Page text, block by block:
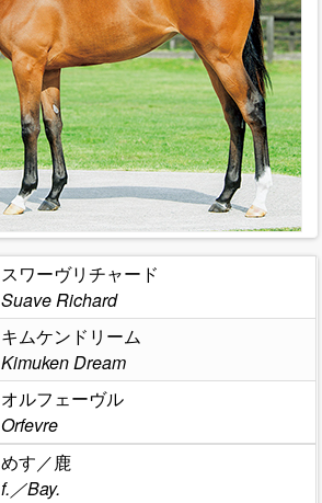
スワーヴリチャード
Suave Richard
キムケンドリーム
Kimuken Dream
オルフェーヴル
Orfevre
めす／鹿
f.／Bay.